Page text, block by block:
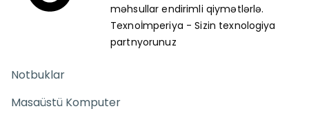
məhsullar endirimli qiymətlərlə.
Texnoİmperiya - Sizin texnologiya
partnyorunuz
Notbuklar
Masaüstü Komputer